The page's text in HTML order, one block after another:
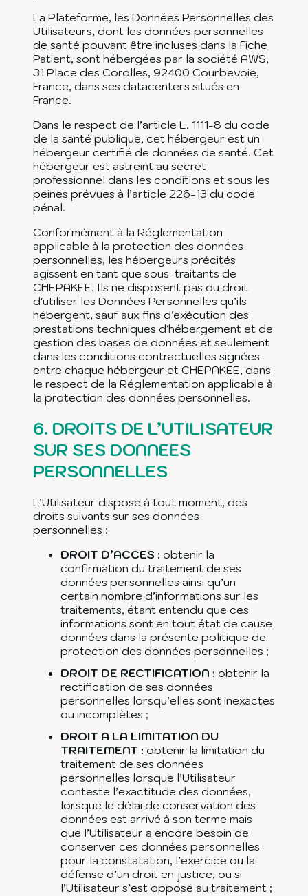
La Plateforme, les Données Personnelles des
Utilisateurs, dont les données personnelles
de santé pouvant être incluses dans la Fiche
Patient, sont hébergées par la société AWS,
31 Place des Corolles, 92400 Courbevoie,
France, dans ses datacenters situés en
France.
Dans le respect de l’article L. 1111-8 du code
de la santé publique, cet hébergeur est un
hébergeur certifié de données de santé. Cet
hébergeur est astreint au secret
professionnel dans les conditions et sous les
peines prévues à l’article 226-13 du code
pénal.
Conformément à la Réglementation
applicable à la protection des données
personnelles, les hébergeurs précités
agissent en tant que sous-traitants de
CHEPAKEE. Ils ne disposent pas du droit
d'utiliser les Données Personnelles qu’ils
hébergent, sauf aux fins d'exécution des
prestations techniques d'hébergement et de
gestion des bases de données et seulement
dans les conditions contractuelles signées
entre chaque hébergeur et CHEPAKEE, dans
le respect de la Réglementation applicable à
la protection des données personnelles.
6. DROITS DE L’UTILISATEUR
SUR SES DONNEES
PERSONNELLES
L’Utilisateur dispose à tout moment, des
droits suivants sur ses données
personnelles :
DROIT D’ACCES : obtenir la
confirmation du traitement de ses
données personnelles ainsi qu’un
certain nombre d’informations sur les
traitements, étant entendu que ces
informations sont en tout état de cause
données dans la présente politique de
protection des données personnelles ;
DROIT DE RECTIFICATION : obtenir la
rectification de ses données
personnelles lorsqu’elles sont inexactes
ou incomplètes ;
DROIT A LA LIMITATION DU
TRAITEMENT : obtenir la limitation du
traitement de ses données
personnelles lorsque l’Utilisateur
conteste l’exactitude des données,
lorsque le délai de conservation des
données est arrivé à son terme mais
que l’Utilisateur a encore besoin de
conserver ces données personnelles
pour la constatation, l’exercice ou la
défense d’un droit en justice, ou si
l’Utilisateur s’est opposé au traitement ;